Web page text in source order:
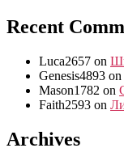
Recent
Luca2657 on
Genesis4893 on
Mason1782 on
Faith2593 on
Archives